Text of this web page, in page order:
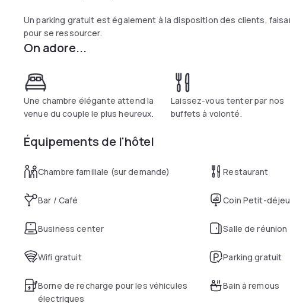
Un parking gratuit est également à la disposition des clients,
pour se ressourcer.
On adore...
Une chambre élégante attend la
venue du couple le plus heureux.
Laissez-vous tenter par nos
buffets à volonté.
Équipements de l'hôtel
Chambre familiale (sur demande) Restaurant
Bar / Café Coin Petit-
Business center Salle de réunion
Wifi gratuit Parking gratuit
Borne de recharge pour les véhicules
électriques
Bain à remous